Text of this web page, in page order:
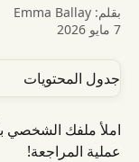
بقلم: Emma Ballay
7 مايو 2026
جدول المحتويات
املأ ملفك الشخصي
عملية المراجعة!